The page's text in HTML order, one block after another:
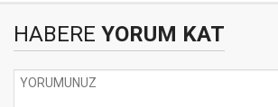
HABERE YORUM KAT